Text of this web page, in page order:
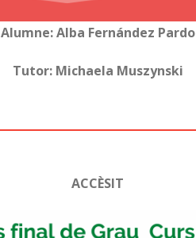
Alumne: Alba Fernández Pardo
Tutor: Michaela Muszynski
ACCÈSIT